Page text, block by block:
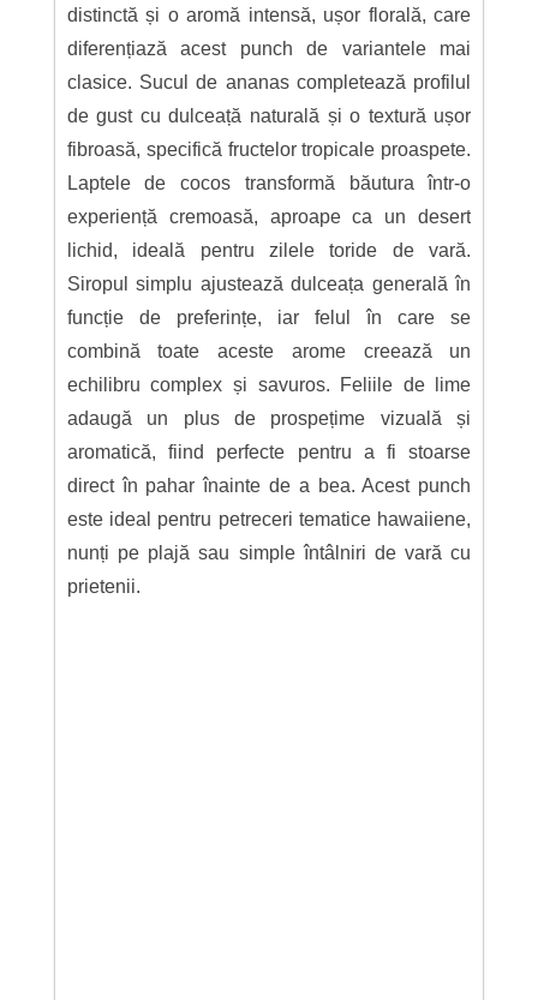
distinctă și o aromă intensă, ușor florală, care
diferențiază acest punch de variantele mai
clasice. Sucul de ananas completează profilul
de gust cu dulceață naturală și o textură ușor
fibroasă, specifică fructelor tropicale proaspete.
Laptele de cocos transformă băutura într-o
experiență cremoasă, aproape ca un desert
lichid, ideală pentru zilele toride de vară.
Siropul simplu ajustează dulceața generală în
funcție de preferințe, iar felul în care se
combină toate aceste arome creează un
echilibru complex și savuros. Feliile de lime
adaugă un plus de prospețime vizuală și
aromatică, fiind perfecte pentru a fi stoarse
direct în pahar înainte de a bea. Acest punch
este ideal pentru petreceri tematice hawaiiene,
nunți pe plajă sau simple întâlniri de vară cu
prietenii.